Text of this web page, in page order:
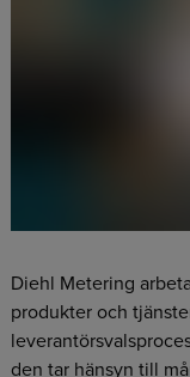
Diehl Metering
produkter och
den tar hänsyn till